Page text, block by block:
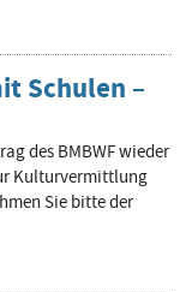
Schulen –
des BMBWF wieder
Kulturvermittlung
Sie bitte der